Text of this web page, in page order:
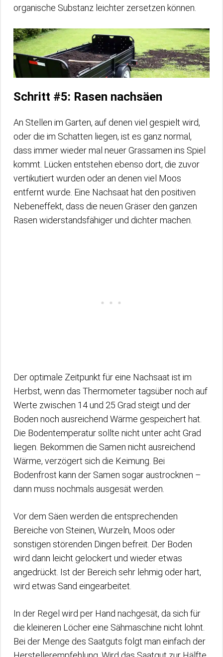
organische Substanz leichter zersetzen können.
Schritt #5: Rasen nachsäen
An Stellen im Garten, auf denen viel gespielt wird,
oder die im Schatten liegen, ist es ganz normal,
dass immer wieder mal neuer Grassamen ins Spiel
kommt. Lücken entstehen ebenso dort, die zuvor
vertikutiert wurden oder an denen viel Moos
entfernt wurde. Eine Nachsaat hat den positiven
Nebeneffekt, dass die neuen Gräser den ganzen
Rasen widerstandsfähiger und dichter machen.
Der optimale Zeitpunkt für eine Nachsaat ist im
Herbst, wenn das Thermometer tagsüber noch auf
Werte zwischen 14 und 25 Grad steigt und der
Boden noch ausreichend Wärme gespeichert hat.
Die Bodentemperatur sollte nicht unter acht Grad
liegen. Bekommen die Samen nicht ausreichend
Wärme, verzögert sich die Keimung. Bei
Bodenfrost kann der Samen sogar austrocknen –
dann muss nochmals ausgesät werden.
Vor dem Säen werden die entsprechenden
Bereiche von Steinen, Wurzeln, Moos oder
sonstigen störenden Dingen befreit. Der Boden
wird dann leicht gelockert und wieder etwas
angedrückt. Ist der Bereich sehr lehmig oder hart,
wird etwas Sand eingearbeitet.
In der Regel wird per Hand nachgesät, da sich für
die kleineren Löcher eine Sähmaschine nicht lohnt.
Bei der Menge des Saatguts folgt man einfach der